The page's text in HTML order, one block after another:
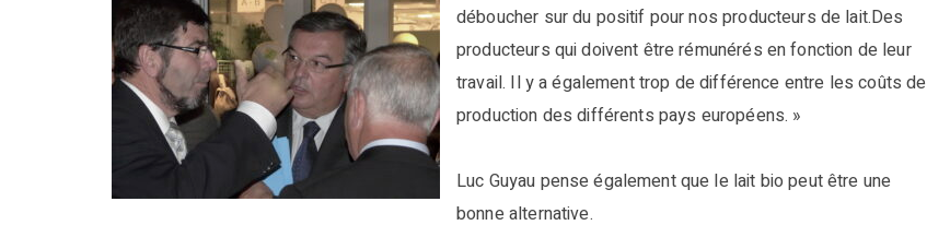
déboucher sur du positif pour nos producteurs de lait.Des
producteurs qui doivent être rémunérés en fonction de leur
travail. Il y a également trop de différence entre les coûts de
production des différents pays européens. »
Luc Guyau pense également que le lait bio peut être une
bonne alternative.